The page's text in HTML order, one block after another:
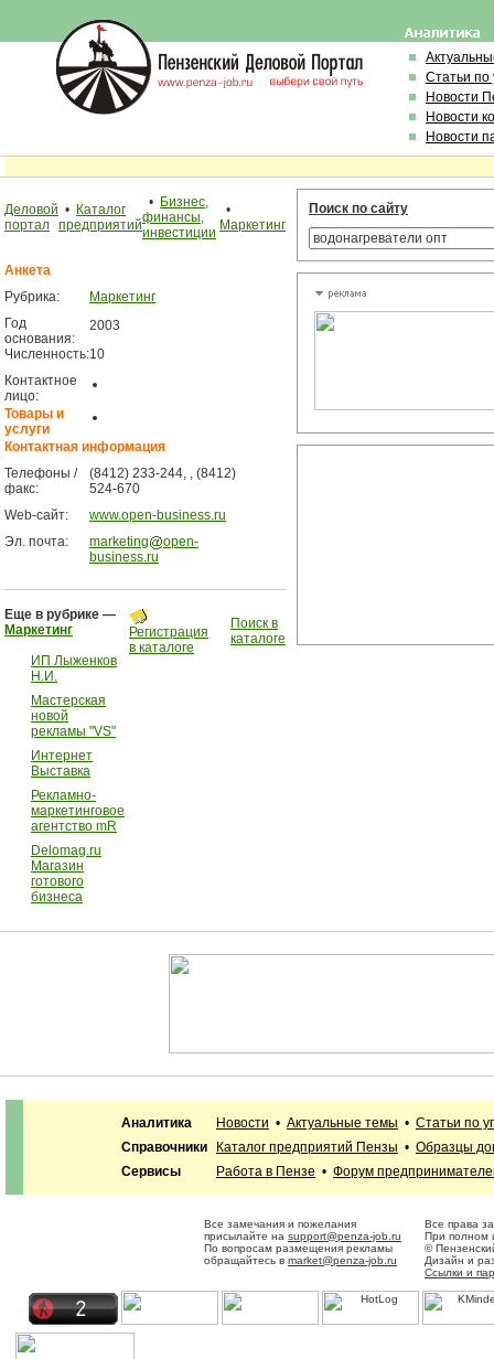
Статьи по
Новости
Новости
Новости
Деловой
портал
• Каталог
предприятий
• Бизнес,
финансы,
инвестиции
•
Маркетинг
Анкета
Рубрика:
Маркетинг
Год
основания:
2003
Численность:10
Контактное
лицо:
Товары и
услуги
Контактная информация
Телефоны /
факс:
(8412) 233-244, , (8412)
524-670
Web-сайт:
www.open-business.ru
Эл. почта:
marketing
open-
business.ru
Еще в рубрике —
Маркетинг
ИП Лыженков
Н.И.
Мастерская
новой
рекламы "VS"
Интернет
Выставка
Рекламно-
маркетинговое
агентство mR
Delomag.ru
Магазин
готового
бизнеса
Регистрация
в каталоге
Поиск в
каталоге
Поиск по сайту
Аналитика Новости • Актуальные темы • Статьи по
Справочники
Каталог предприятий Пензы • Образцы
Сервисы
Работа в Пензе • Форум
Все замечания и пожелания
присылайте на support@penza-job.ru
По вопросам размещения рекламы
обращайтесь в market@penza-job.ru
Все права
При полном
©
Дизайн и
Ссылки и